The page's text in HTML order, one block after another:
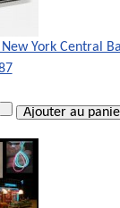
York Central